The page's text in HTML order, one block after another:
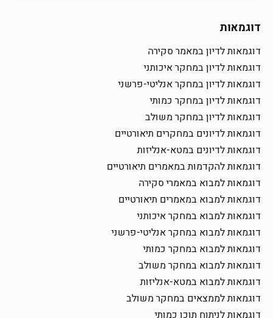
דוגמאות
דוגמאות לדיון במאמר סקירה
דוגמאות לדיון במחקר איכותני
דוגמאות לדיון במחקר אנליטי-פרשני
דוגמאות לדיון במחקר כמותי
דוגמאות לדיון במחקר משולב
דוגמאות לדיונים במחקרים תיאורטיים
דוגמאות לדיונים במטא-אנליזות
דוגמאות להקדמות במאמרים תיאורטיים
דוגמאות למבוא במאמרי סקירה
דוגמאות למבוא במאמרים תיאורטיים
דוגמאות למבוא במחקר איכותני
דוגמאות למבוא במחקר אנליטי-פרשני
דוגמאות למבוא במחקר כמותי
דוגמאות למבוא במחקר משולב
דוגמאות למבוא במטא-אנליזות
דוגמאות לממצאים במחקר משולב
דוגמאות לניתוח תוכן כמותי